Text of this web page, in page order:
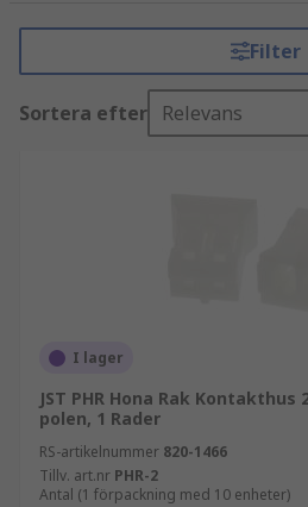
Krymphöljen formas efter den
kontakt de är avsedda att passa.
monteras på kretskortet med
krymphöljena, och höljet ger ett
skiljer sig åt är i antalet
100. De kan också tillverkas av
beroende på vilken skyddsnivå
kontakten.
Filter
Sortera efter Relevans
I lager
JST PHR Hona Rak
polen, 1 Rader
RS-artikelnummer 820-1466
Tillv. art.nr PHR-2
Antal (1 förpackning med 10 enheter)